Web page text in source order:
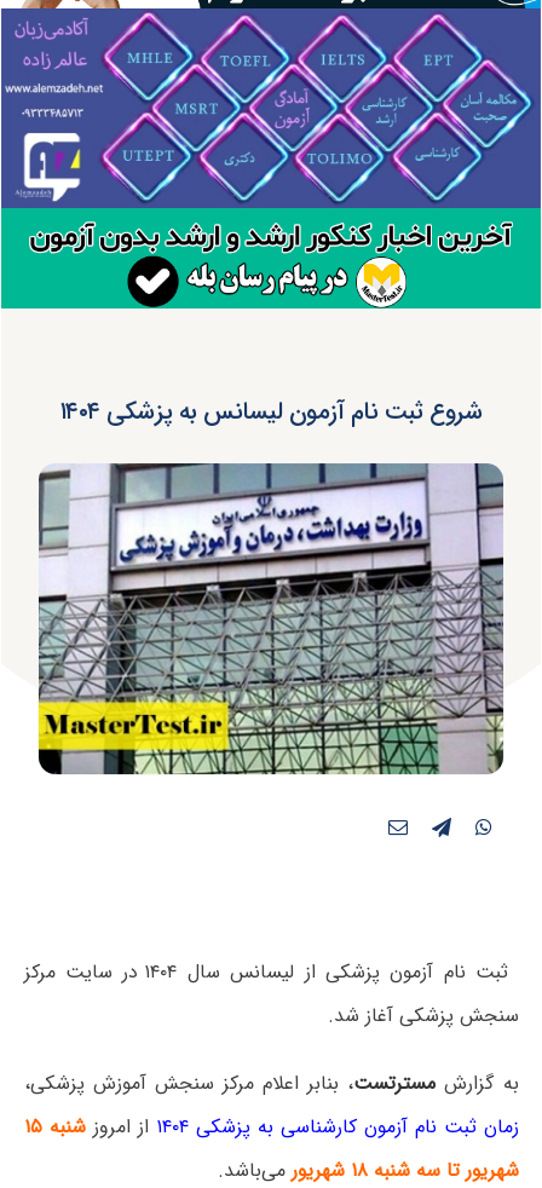
شروع ثبت نام آزمون لیسانس به پزشکی ۱۴۰۴
ثبت نام آزمون پزشکی از لیسانس سال ۱۴۰۴ در سایت مرکز
سنجش پزشکی آغاز شد.
به گزارش مسترتست، بنابر اعلام مرکز سنجش آموزش پزشکی،
زمان ثبت نام آزمون کارشناسی به پزشکی ۱۴۰۴
از امروز شنبه۱۵
شهریور تا سه شنبه ۱۸ شهریور
می‌باشد.